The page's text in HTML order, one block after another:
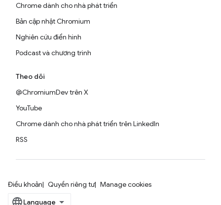
Chrome dành cho nhà phát triển
Bản cập nhật Chromium
Nghiên cứu điển hình
Podcast và chương trình
Theo dõi
@ChromiumDev trên X
YouTube
Chrome dành cho nhà phát triển trên LinkedIn
RSS
Điều khoản Quyền riêng tư Manage cookies